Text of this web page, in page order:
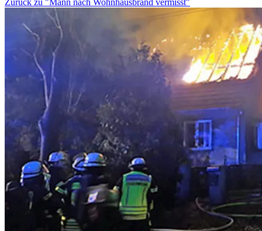
Zurück zu "Mann nach Wohnhausbrand vermisst"